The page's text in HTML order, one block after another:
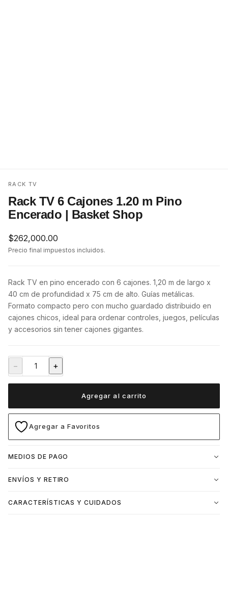
RACK TV
Rack TV 6 Cajones 1.20 m Pino
Encerado | Basket Shop
$262,000.00
Precio final impuestos incluidos.
Rack TV en pino encerado con 6 cajones. 1,20 m de largo x
40 cm de profundidad x 75 cm de alto. Guías metálicas.
Formato compacto pero con mucho guardado distribuido en
cajones chicos, ideal para ordenar controles, juegos, películas
y accesorios sin tener cajones gigantes.
− +
Agregar al carrito
Agregar a Favoritos
MEDIOS DE PAGO
ENVÍOS Y RETIRO
CARACTERÍSTICAS Y CUIDADOS